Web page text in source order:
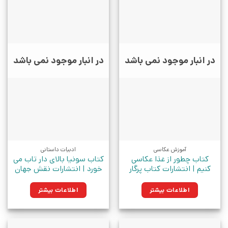
در انبار موجود نمی باشد
آموزش عکاسی
کتاب چطور از غذا عکاسی
کنیم | انتشارات کتاب پرگار
اطلاعات بیشتر
در انبار موجود نمی باشد
ادبیات داستانی
کتاب سونیا بالای دار تاب می
خورد | انتشارات نقش جهان
اطلاعات بیشتر